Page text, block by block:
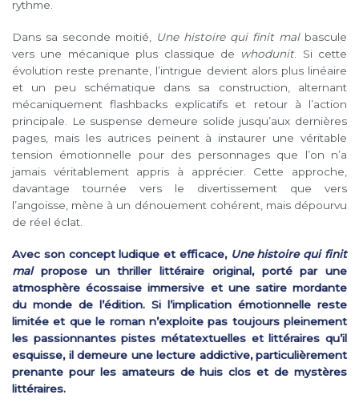
rythme.
Dans sa seconde moitié, Une histoire qui finit malbascule
vers une mécanique plus classique de
whodunit. Si cette
évolution reste prenante, l’intrigue devient alors plus linéaire
et un peu schématique dans sa construction, alternant
mécaniquement flashbacks explicatifs et retour à l’action
principale. Le suspense demeure solide jusqu’aux dernières
pages, mais les autrices peinent à instaurer une véritable
tension émotionnelle pour des personnages que l’on n’a
jamais véritablement appris à apprécier. Cette approche,
davantage tournée vers le divertissement que vers
l’angoisse, mène à un dénouement cohérent, mais dépourvu
de réel éclat.
Avec son concept ludique et efficace, Une histoire qui finit
mal propose un thriller littéraire original, porté par une
atmosphère écossaise immersive et une satire mordante
du monde de l’édition. Si l’implication émotionnelle reste
limitée et que le roman n’exploite pas toujours pleinement
les passionnantes pistes métatextuelles et littéraires qu’il
esquisse, il demeure une lecture addictive, particulièrement
prenante pour les amateurs de huis clos et de mystères
littéraires.